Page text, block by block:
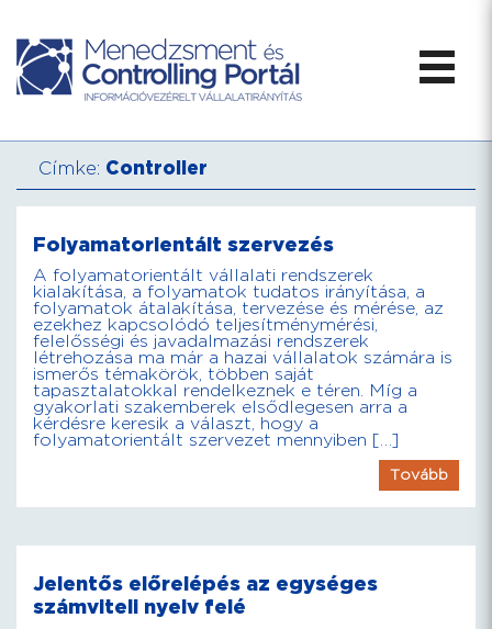
Címke: Controller
Folyamatorientált szervezés
A folyamatorientált vállalati rendszerek
kialakítása, a folyamatok tudatos irányítása, a
folyamatok átalakítása, tervezése és mérése, az
ezekhez kapcsolódó teljesítménymérési,
felelősségi és javadalmazási rendszerek
létrehozása ma már a hazai vállalatok számára is
ismerős témakörök, többen saját
tapasztalatokkal rendelkeznek e téren. Míg a
gyakorlati szakemberek elsődlegesen arra a
kérdésre keresik a választ, hogy a
folyamatorientált szervezet mennyiben […]
Tovább
Jelentős előrelépés az egységes
számviteli nyelv felé